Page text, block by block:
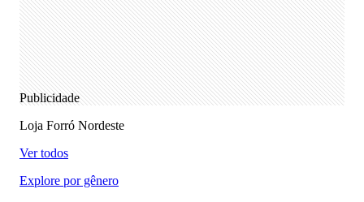
Publicidade
Loja Forró Nordeste
Ver todos
Explore por gênero